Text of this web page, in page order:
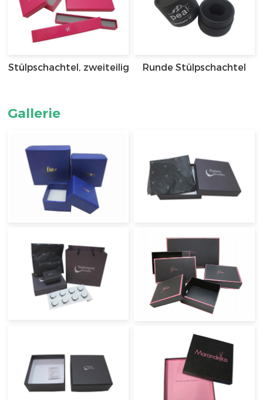
Stülpschachtel, zweiteilig Runde Stülpschachtel
Gallerie